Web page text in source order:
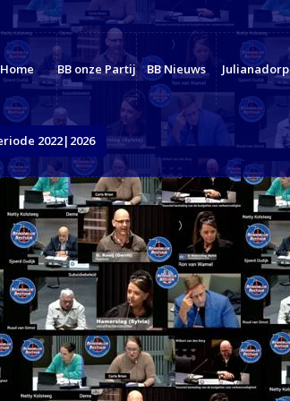
Home BB onze Partij BB Nieuws Julianadorp
2022|2026